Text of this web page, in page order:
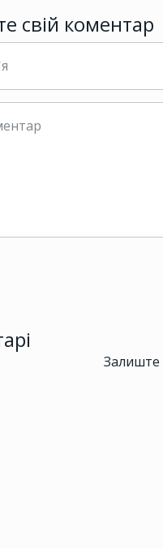
свій коментар
Залиште